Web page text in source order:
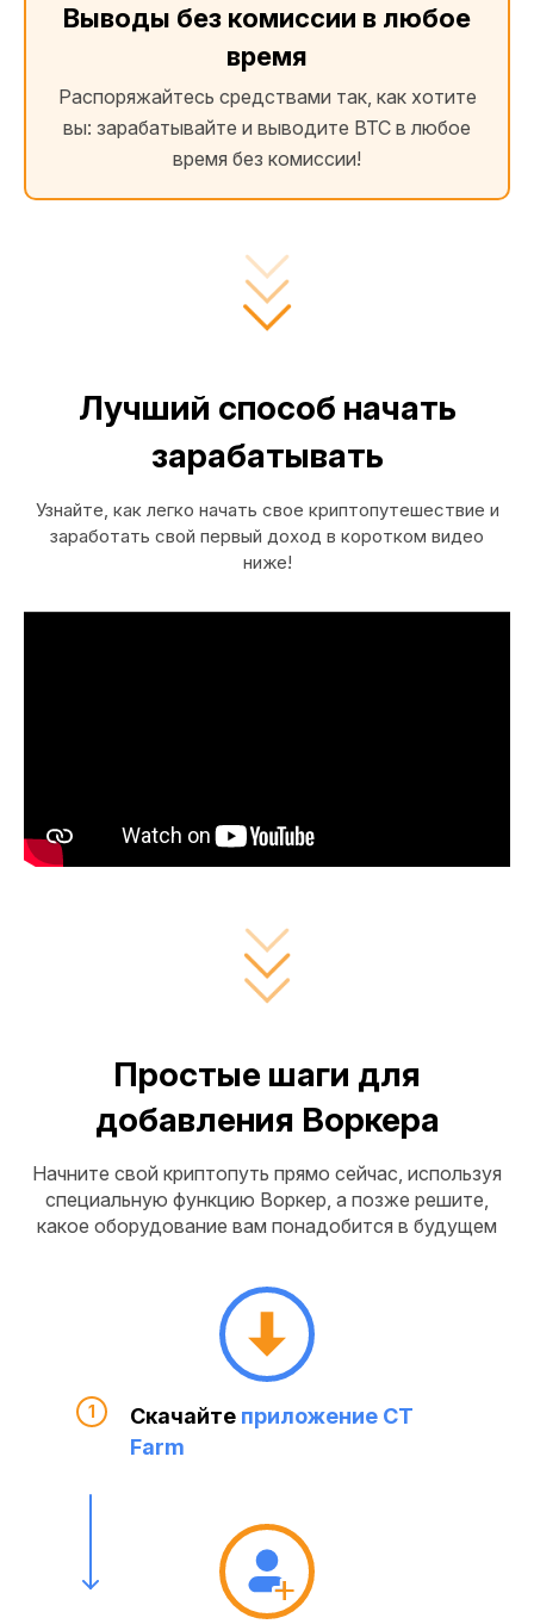
Выводы без комиссии в любое
время
Распоряжайтесь средствами так, как хотите
вы: зарабатывайте и выводите BTC в любое
время без комиссии!
Лучший способ начать
зарабатывать
Узнайте, как легко начать свое криптопутешествие и
заработать свой первый доход в коротком видео
ниже!
Простые шаги для
добавления Воркера
Начните свой криптопуть прямо сейчас, используя
специальную функцию Воркер, а позже решите,
какое оборудование вам понадобится в будущем
Скачайте приложение CT
Farm